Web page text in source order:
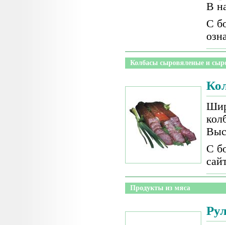
В
С
Колбасы сыровяленые и
С
Продукты из мяса